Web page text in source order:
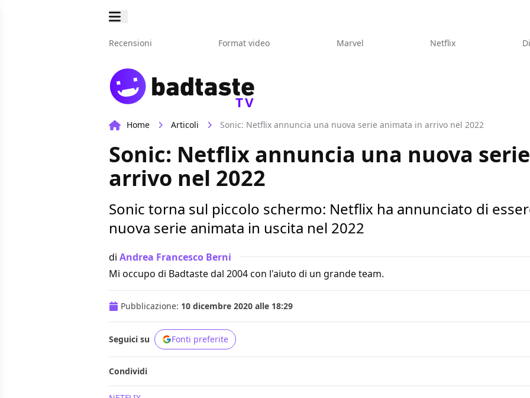
Recensioni Format video Marvel Netflix
TV
Home Articoli Sonic: Netflix annuncia una nuova serie animata in arrivo nel 2022
Sonic: Netflix annuncia una nuova
arrivo nel 2022
Sonic torna sul piccolo schermo: Netflix ha annunciato di
nuova serie animata in uscita nel 2022
di Andrea Francesco Berni
Mi occupo di Badtaste dal 2004 con l'aiuto di un grande team.
Pubblicazione: 10 dicembre 2020 alle 18:29
Seguici su Fonti preferite
Condividi